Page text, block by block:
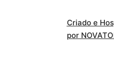
Criado e
por